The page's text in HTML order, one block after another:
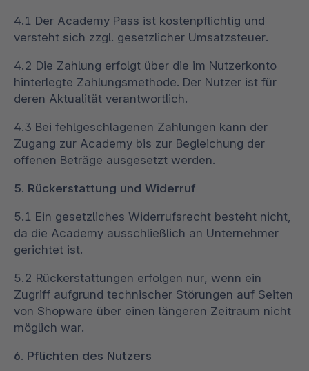
4.1 Der Academy Pass ist kostenpflichtig und
versteht sich zzgl. gesetzlicher Umsatzsteuer.
4.2 Die Zahlung erfolgt über die im Nutzerkonto
hinterlegte Zahlungsmethode. Der Nutzer ist für
deren Aktualität verantwortlich.
4.3 Bei fehlgeschlagenen Zahlungen kann der
Zugang zur Academy bis zur Begleichung der
offenen Beträge ausgesetzt werden.
5. Rückerstattung und Widerruf
5.1 Ein gesetzliches Widerrufsrecht besteht nicht,
da die Academy ausschließlich an Unternehmer
gerichtet ist.
5.2 Rückerstattungen erfolgen nur, wenn ein
Zugriff aufgrund technischer Störungen auf Seiten
von Shopware über einen längeren Zeitraum nicht
möglich war.
6. Pflichten des Nutzers